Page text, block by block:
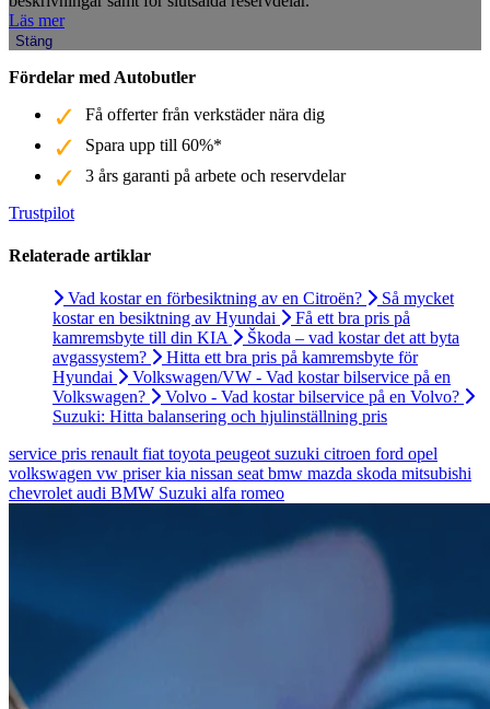
Läs mer
Stäng
Fördelar med Autobutler
Få offerter från verkstäder nära dig
Spara upp till 60%*
3 års garanti på arbete och reservdelar
Trustpilot
Relaterade artiklar
Vad kostar en förbesiktning av en Citroën?
Så mycket
kostar en besiktning av Hyundai
Få ett bra pris på
kamremsbyte till din KIA
Škoda – vad kostar det att byta
avgassystem?
Hitta ett bra pris på kamremsbyte för
Hyundai
Volkswagen/VW - Vad kostar bilservice på en
Volkswagen?
Volvo - Vad kostar bilservice på en Volvo?
Suzuki: Hitta balansering och hjulinställning pris
service pris renault fiat toyota peugeot suzuki citroen ford opel
volkswagen vw priserkia nissan seat bmw mazda skoda mitsubishi
chevrolet audi BMW Suzuki alfa romeo